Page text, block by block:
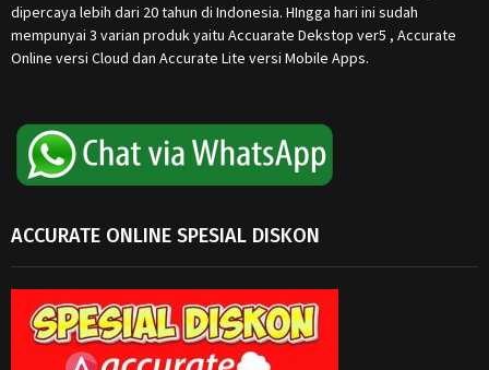
dipercaya lebih dari 20 tahun di Indonesia. HIngga hari ini sudah
mempunyai 3 varian produk yaitu Accuarate Dekstop ver5 , Accurate
Online versi Cloud dan Accurate Lite versi Mobile Apps.
ACCURATE ONLINE SPESIAL DISKON